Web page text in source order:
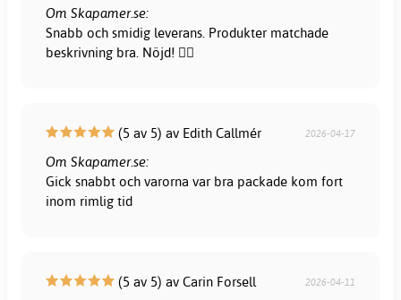
Om Skapamer.se:
Snabb och smidig leverans. Produkter matchade
beskrivning bra. Nöjd! 👍🏻
(5 av 5) av Edith Callmér 2026-04-17
Om Skapamer.se:
Gick snabbt och varorna var bra packade kom fort
inom rimlig tid
(5 av 5) av Carin Forsell 2026-04-11